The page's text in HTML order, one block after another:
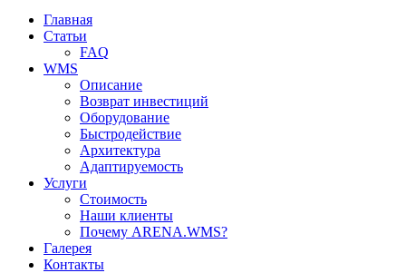
Главная
Статьи
FAQ
WMS
Описание
Возврат инвестиций
Оборудование
Быстродействие
Архитектура
Адаптируемость
Услуги
Стоимость
Наши клиенты
Почему ARENA.WMS?
Галерея
Контакты